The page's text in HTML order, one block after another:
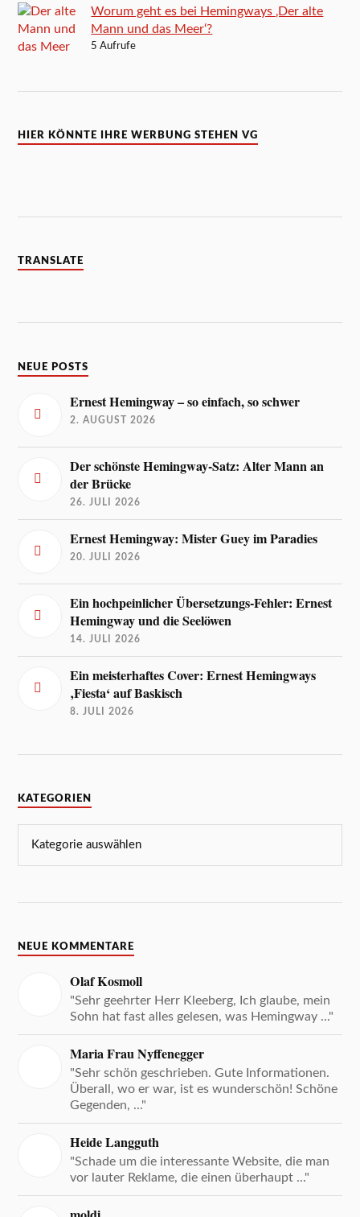
Worum geht es bei Hemingways ‚Der alte
Mann und das Meer‘?
5 Aufrufe
HIER KÖNNTE IHRE WERBUNG STEHEN VG
TRANSLATE
NEUE POSTS
Ernest Hemingway – so einfach, so schwer
2. AUGUST 2026
Der schönste Hemingway-Satz: Alter Mann an
der Brücke
26. JULI 2026
Ernest Hemingway: Mister Guey im Paradies
20. JULI 2026
Ein hochpeinlicher Übersetzungs-Fehler: Ernest
Hemingway und die Seelöwen
14. JULI 2026
Ein meisterhaftes Cover: Ernest Hemingways
‚Fiesta‘ auf Baskisch
8. JULI 2026
KATEGORIEN
NEUE KOMMENTARE
Olaf Kosmoll
"Sehr geehrter Herr Kleeberg, Ich glaube, mein
Sohn hat fast alles gelesen, was Hemingway ..."
Maria Frau Nyffenegger
"Sehr schön geschrieben. Gute Informationen.
Überall, wo er war, ist es wunderschön! Schöne
Gegenden, ..."
Heide Langguth
"Schade um die interessante Website, die man
vor lauter Reklame, die einen überhaupt ..."